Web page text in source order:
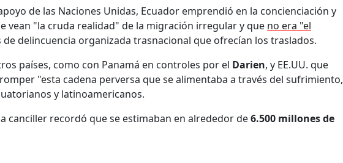
de las Naciones Unidas, Ecuador emprendió en la concienciación y
vean "la cruda realidad" de la migración irregular y que no era "el
de delincuencia organizada trasnacional que ofrecían los traslados.
países, como con Panamá en controles por el Darien, y EE.UU. que
"esta cadena perversa que se alimentaba a través del sufrimiento,
y latinoamericanos.
canciller recordó que se estimaban en alrededor de6.500 millones de